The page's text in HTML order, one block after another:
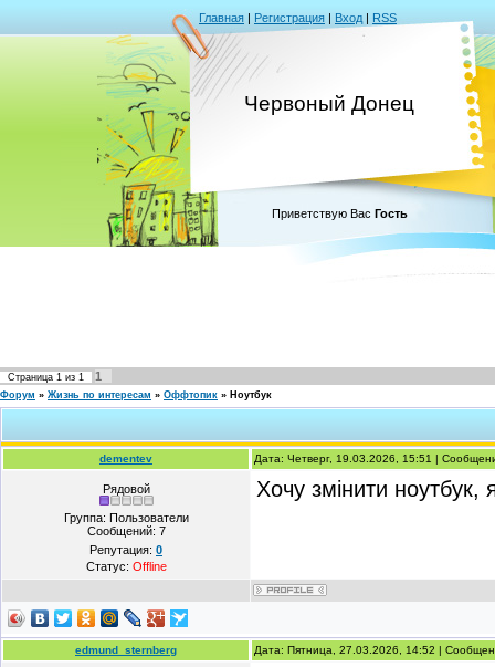
Главная | Регистрация | Вход | RSS
Червоный Донец
Приветствую Вас Гость
Страница 1 из 1 1
Форум » Жизнь по интересам » Оффтопик » Ноутбук
dementev Дата: Четверг, 19.03.2026, 15:51 |
Рядовой
Группа: Пользователи
Сообщений: 7
Репутация: 0
Статус: Offline
Хочу змінити
edmund_sternberg Дата: Пятница, 27.03.2026, 14:52 |